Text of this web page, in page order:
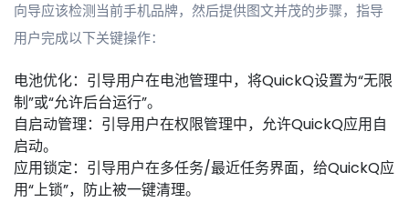
向导应该检测当前手机品牌，然后提供图文并茂的步骤，指导
用户完成以下关键操作：
电池优化：引导用户在电池管理中，将QuickQ设置为“无限
制”或“允许后台运行”。
自启动管理：引导用户在权限管理中，允许QuickQ应用自
启动。
应用锁定：引导用户在多任务/最近任务界面，给QuickQ应
用“上锁”，防止被一键清理。